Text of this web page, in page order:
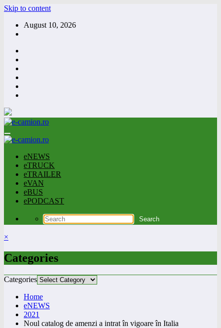
Skip to content
August 10, 2026
eNEWS
eTRUCK
eTRAILER
eVAN
eBUS
ePODCAST
×
Categories
Categories
Home
eNEWS
2021
Noul catalog de amenzi a intrat în vigoare în Italia